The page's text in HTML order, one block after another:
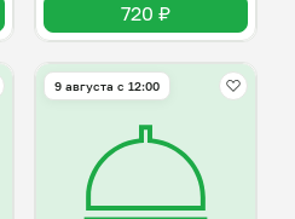
720 ₽
9 августа с 12:00